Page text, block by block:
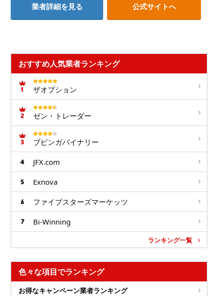
業者詳細を見る 公式サイトへ
おすすめ人気業者ランキング
ザオプション
ゼン・トレーダー
ブビンガバイナリー
JFX.com
Exnova
ファイブスターズマーケッツ
Bi-Winning
ランキング一覧
色々な項目でランキング
お得なキャンペーン業者ランキング